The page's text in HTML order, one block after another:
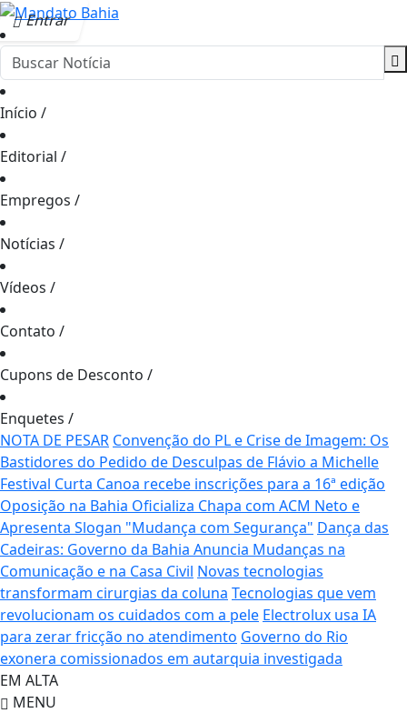
Entrar
Início /
Editorial /
Empregos /
Notícias /
Vídeos /
Contato /
Cupons de Desconto /
Enquetes /
NOTA DE PESAR Convenção do PL e Crise de Imagem: Os
Bastidores do Pedido de Desculpas de Flávio a Michelle
Festival Curta Canoa recebe inscrições para a 16ª edição
Oposição na Bahia Oficializa Chapa com ACM Neto e
Apresenta Slogan "Mudança com Segurança" Dança das
Cadeiras: Governo da Bahia Anuncia Mudanças na
Comunicação e na Casa Civil Novas tecnologias
transformam cirurgias da coluna Tecnologias que vem
revolucionam os cuidados com a pele Electrolux usa IA
para zerar fricção no atendimento Governo do Rio
exonera comissionados em autarquia investigada
EM ALTA
MENU